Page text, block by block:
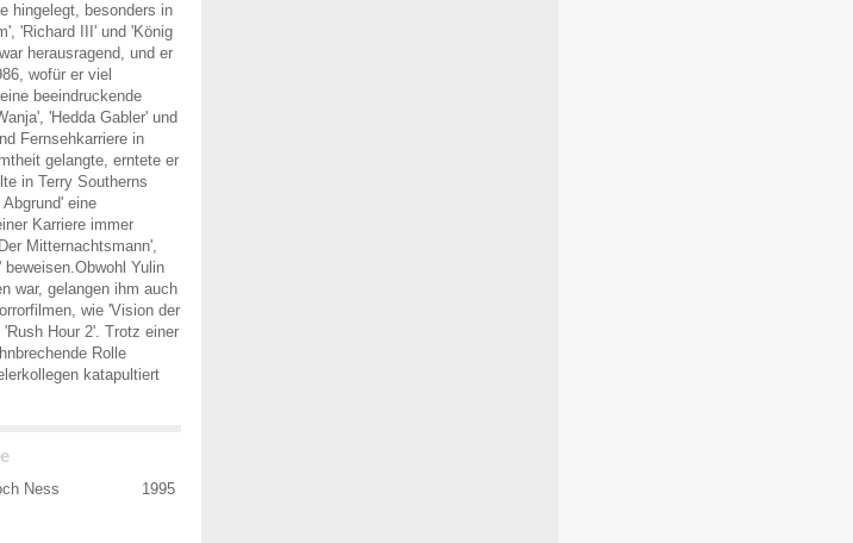
hingelegt, besonders in
'Richard III' und 'König
herausragend, und er
wofür er viel
beeindruckende
'Hedda Gabler' und
Fernsehkarriere in
gelangte, erntete er
in Terry Southerns
eine
Karriere immer
Mitternachtsmann',
Yulin
war, gelangen ihm auch
wie 'Vision der
Hour 2'. Trotz einer
Rolle
katapultiert
Ness
1995